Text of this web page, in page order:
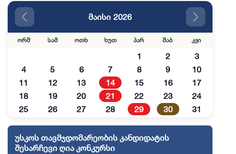
მაისი 2026
ორშ სამ ოთხ ხუთ პარ შაბ კვი
1 2
3
4
5 6 7 8 9
10
11
12 13 14 15 16
17
18
19 20 21 22 23
24
25
26 27 28 29 30 31
უსკოს თავმჯდომარეობის კანდიდატის
შესარჩევი ღია კონკურსი